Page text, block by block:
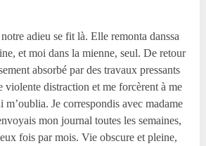
adieu se fit là. Elle remonta danssa
et moi dans la mienne, seul. De retour
absorbé par des travaux pressants
violente distraction et me forcèrent à me
m’oublia. Je correspondis avec madame
mon journal toutes les semaines,
fois par mois. Vie obscure et pleine,